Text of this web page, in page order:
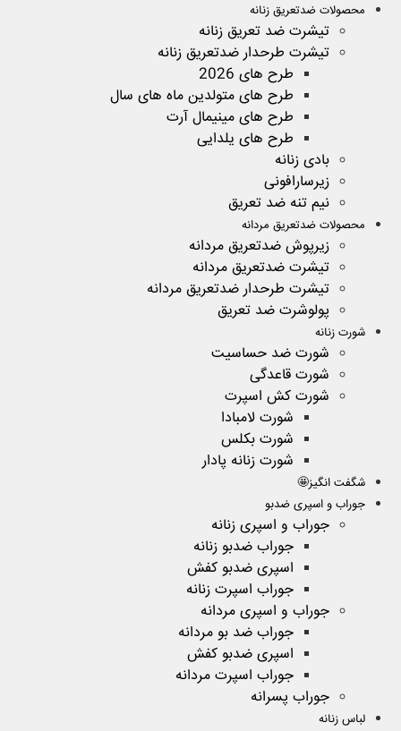
محصولات ضدتعریق زنانه
تیشرت ضد تعریق زنانه
تیشرت طرحدار ضدتعریق زنانه
طرح های 2026
طرح های متولدین ماه های سال
طرح های مینیمال آرت
طرح های یلدایی
بادی زنانه
زیرسارافونی
نیم تنه ضد تعریق
محصولات ضدتعریق مردانه
زیرپوش ضدتعریق مردانه
تیشرت ضدتعریق مردانه
تیشرت طرحدار ضدتعریق مردانه
پولوشرت ضد تعریق
شورت زنانه
شورت ضد حساسیت
شورت قاعدگی
شورت کش اسپرت
شورت لامبادا
شورت بکلس
شورت زنانه پادار
شگفت انگیز🤩
جوراب و اسپری ضدبو
جوراب و اسپری زنانه
جوراب ضدبو زنانه
اسپری ضدبو کفش
جوراب اسپرت زنانه
جوراب و اسپری مردانه
جوراب ضد بو مردانه
اسپری ضدبو کفش
جوراب اسپرت مردانه
جوراب پسرانه
لباس زنانه